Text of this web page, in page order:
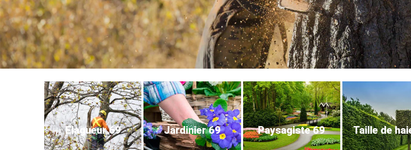
Elagueur 69 Jardinier 69 Paysagiste 69 Taille de